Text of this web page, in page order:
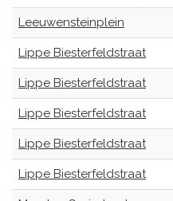
Leeuwensteinplein
Lippe Biesterfeldstraat
Lippe Biesterfeldstraat
Lippe Biesterfeldstraat
Lippe Biesterfeldstraat
Lippe Biesterfeldstraat